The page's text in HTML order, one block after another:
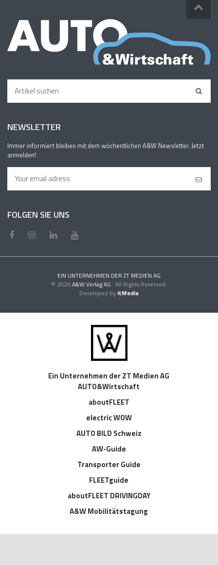
NEWSLETTER
Immer informiert bleiben mit dem wöchentlichen A&W Newsletter. Jetzt
anmelden!
FOLGEN SIE UNS
EIN UNTERNEHMEN DER ZT MEDIEN AG
© 2026A&W Verlag AG . All Rights Reserved.
Developed by itMedia
Ein Unternehmen der ZT Medien AG
AUTO&Wirtschaft
aboutFLEET
electric WOW
AUTO BILD Schweiz
AW-Guide
Transporter Guide
FLEETguide
aboutFLEET DRIVINGDAY
A&W Mobilitätstagung